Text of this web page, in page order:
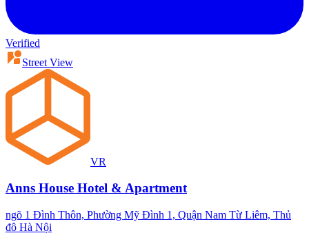
Verified
Street View
VR
Anns House Hotel & Apartment
ngõ 1 Đình Thôn, Phường Mỹ Đình 1, Quận Nam Từ Liêm, Thủ
đô Hà Nội